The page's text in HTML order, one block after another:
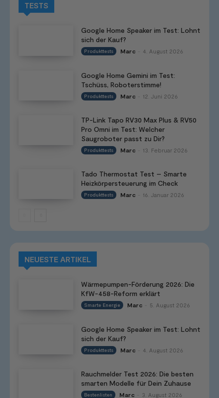
TESTS
Google Home Speaker im Test: Lohnt
sich der Kauf?
Produkttests Marc 4. August 2026
Google Home Gemini im Test:
Tschüss, Roboterstimme!
Produkttests Marc 12. Juni 2026
TP-Link Tapo RV30 Max Plus & RV50
Pro Omni im Test: Welcher
Saugroboter passt zu Dir?
Produkttests Marc 13. Februar 2026
Tado Thermostat Test – Smarte
Heizkörpersteuerung im Check
Produkttests Marc 16. Januar 2026
NEUESTE ARTIKEL
Wärmepumpen-Förderung 2026: Die
KfW-458-Reform erklärt
Smarte Energie Marc 5. August 2026
Google Home Speaker im Test: Lohnt
sich der Kauf?
Produkttests Marc 4. August 2026
Rauchmelder Test 2026: Die besten
smarten Modelle für Dein Zuhause
Bestenlisten Marc 3. August 2026